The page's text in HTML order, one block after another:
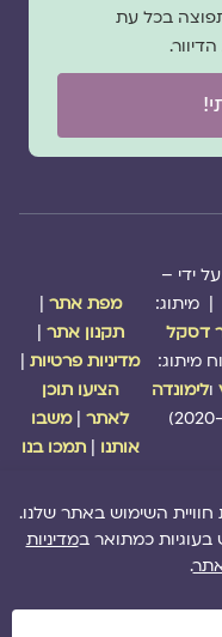
בכל עת
ידי –
דסקל
לימונדה
מפת אתר|
תקנון אתר|
מדיניות פרטיות|
הציעו תוכן
לאתר| משבו
אותנו| תמכו בנו